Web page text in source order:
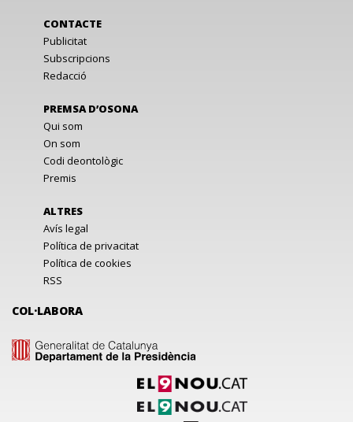
CONTACTE
Publicitat
Subscripcions
Redacció
PREMSA D’OSONA
Qui som
On som
Codi deontològic
Premis
ALTRES
Avís legal
Política de privacitat
Política de cookies
RSS
COL·LABORA